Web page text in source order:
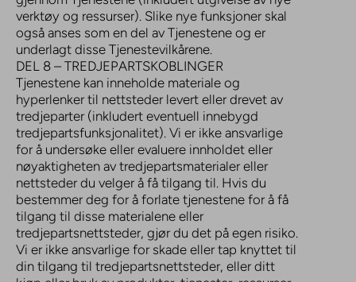
verktøy og ressurser). Slike nye funksjoner skal
også anses som en del av Tjenestene og er
underlagt disse Tjenestevilkårene.
DEL 8 – TREDJEPARTSKOBLINGER
Tjenestene kan inneholde materiale og
hyperlenker til nettsteder levert eller drevet av
tredjeparter (inkludert eventuell innebygd
tredjepartsfunksjonalitet). Vi er ikke ansvarlige
for å undersøke eller evaluere innholdet eller
nøyaktigheten av tredjepartsmaterialer eller
nettsteder du velger å få tilgang til. Hvis du
bestemmer deg for å forlate tjenestene for å få
tilgang til disse materialene eller
tredjepartsnettsteder, gjør du det på egen risiko.
Vi er ikke ansvarlige for skade eller tap knyttet til
din tilgang til tredjepartsnettsteder, eller ditt